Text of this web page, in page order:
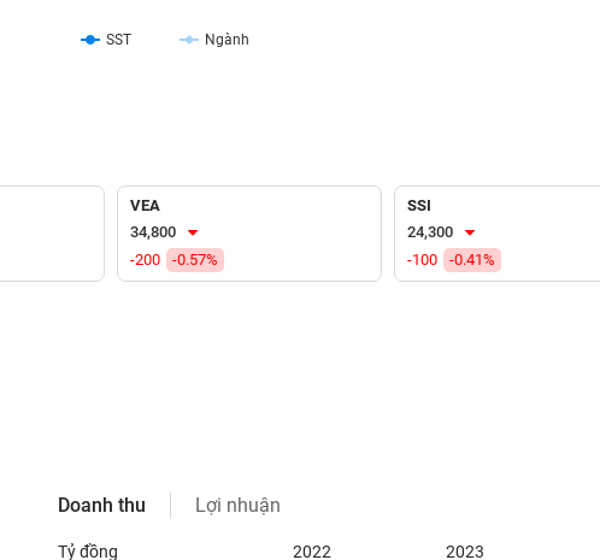
SST Ngành
VEA
34,800
-200
-0.57%
SSI
24,300
-100
-0.41%
Doanh thu Lợi nhuận
Tỷ đồng 2022 2023